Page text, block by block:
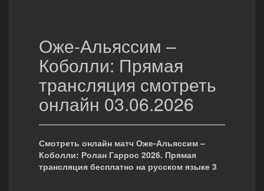
Оже-Альяссим –
Коболли: Прямая
трансляция смотреть
онлайн 03.06.2026
Смотреть онлайн матч Оже-Альяссим –
Коболли: Ролан Гаррос 2026. Прямая
трансляция бесплатно на русском языке 3